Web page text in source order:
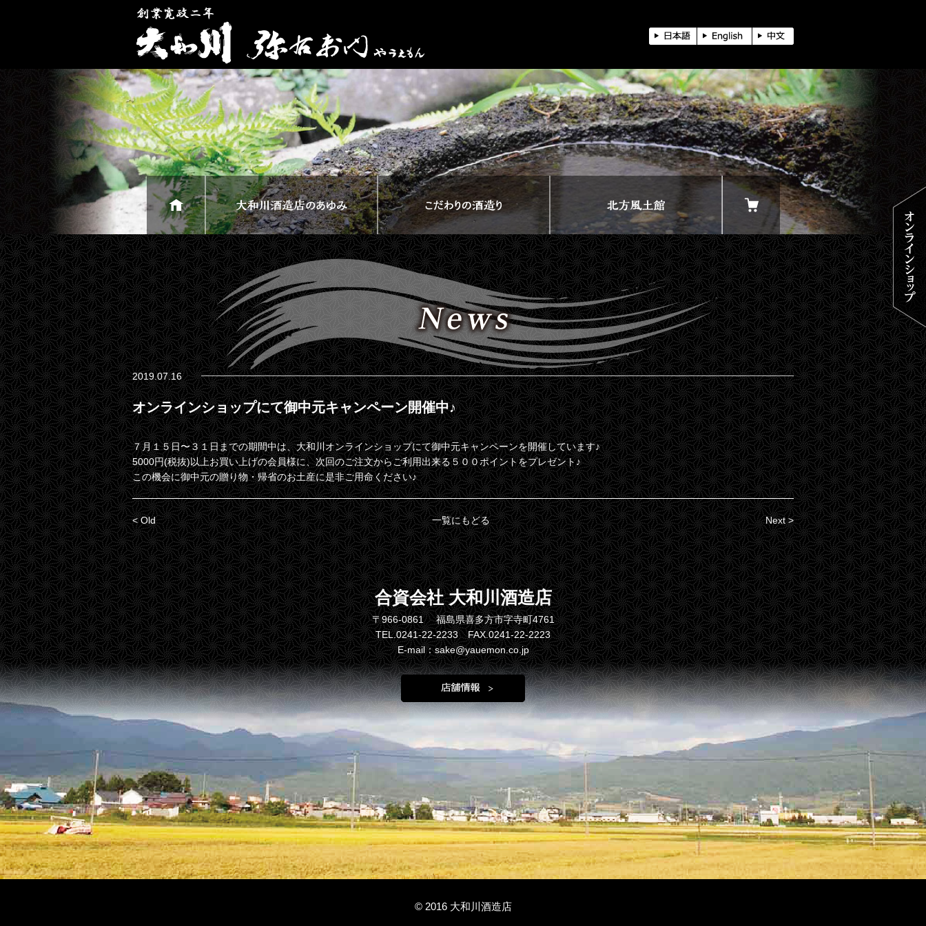
2019.07.16
オンラインショップにて御中元キャンペーン開催中♪
７月１５日〜３１日までの期間中は、大和川オンラインショップにて御中元キャンペーンを開催しています♪
5000円(税抜)以上お買い上げの会員様に、次回のご注文からご利用出来る５００ポイントをプレゼント♪
この機会に御中元の贈り物・帰省のお土産に是非ご用命ください♪
< Old 一覧にもどる Next >
合資会社 大和川酒造店
〒966-0861 福島県喜多方市字寺町4761
TEL.0241-22-2233 FAX.0241-22-2223
E-mail：sake@yauemon.co.jp
© 2016 大和川酒造店